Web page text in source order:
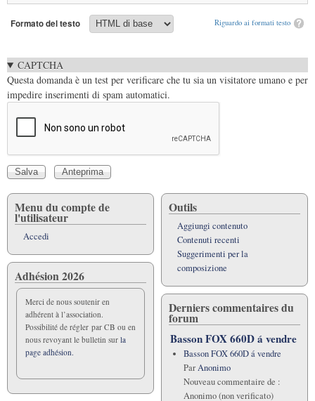
Riguardo ai formati testo
Formato del testo
CAPTCHA
Questa domanda è un test per verificare che tu sia un visitatore umano e per
impedire inserimenti di spam automatici.
Menu du compte de
l'utilisateur
Accedi
Adhésion 2026
Merci de nous soutenir en
adhérent à l’association.
Possibilité de régler par CB ou en
nous revoyant le bulletin sur la
page adhésion.
Outils
Aggiungi contenuto
Contenuti recenti
Suggerimenti per la
composizione
Derniers commentaires du
forum
Basson FOX 660D á vendre
Basson FOX 660D á vendre
ParAnonimo
Nouveau commentaire de :
Anonimo (non verificato)